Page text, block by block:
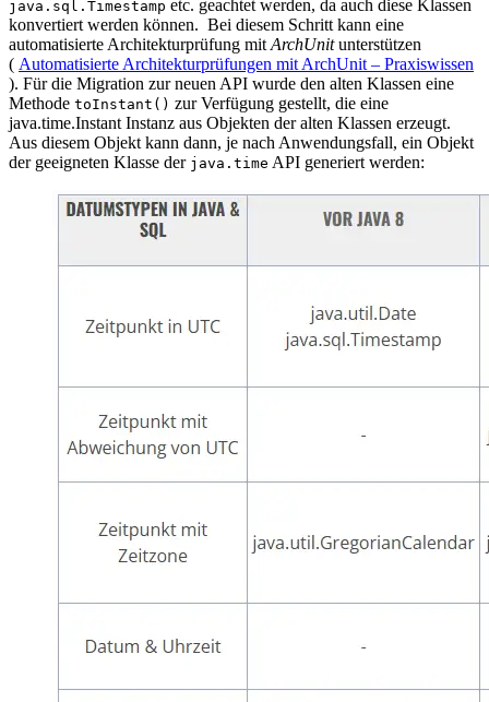
java.sql.Timestamp etc. geachtet werden, da auch diese Klassen
konvertiert werden können. Bei diesem Schritt kann eine
automatisierte Architekturprüfung mit ArchUnitunterstützen
( Automatisierte Architekturprüfungen mit ArchUnit – Praxiswissen
). Für die Migration zur neuen API wurde den alten Klassen eine
Methode toInstant() zur Verfügung gestellt, die eine
java.time.Instant Instanz aus Objekten der alten Klassen erzeugt.
Aus diesem Objekt kann dann, je nach Anwendungsfall, ein Objekt
der geeigneten Klasse der java.time API generiert werden: